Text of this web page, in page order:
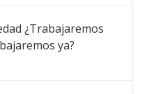
¿Trabajaremos
ya?